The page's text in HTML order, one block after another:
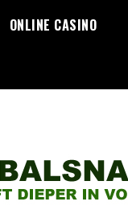
ONLINE CASINO